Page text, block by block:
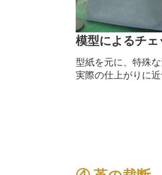
模型によるチェ
型紙を元に、特殊
実際の仕上がりに